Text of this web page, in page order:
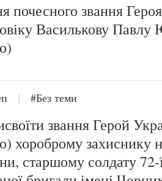
почесного звання
Василькову Павлу
| #Без теми
звання Герой
хороброму захиснику
старшому солдату 72-